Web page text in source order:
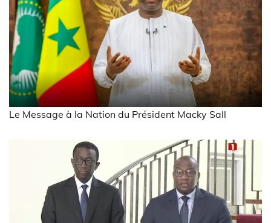
Le Message à la Nation du Président Macky Sall